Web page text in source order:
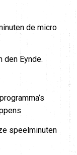
de micro
den Eynde.
speelminuten